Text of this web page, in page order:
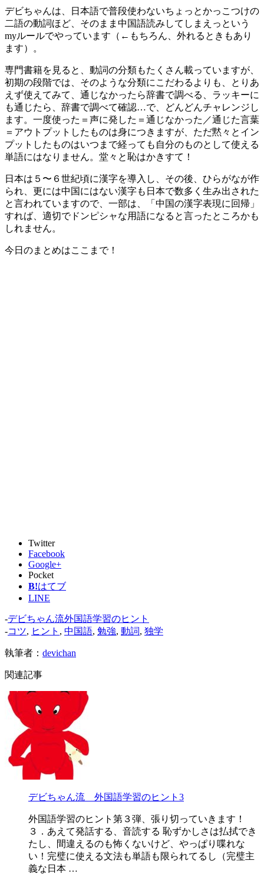
デビちゃんは、日本語で普段使わないちょっとかっこつけの
二語の動詞ほど、そのまま中国語読みしてしまえっという
myルールでやっています（←もちろん、外れるときもあり
ます）。
専門書籍を見ると、動詞の分類もたくさん載っていますが、
初期の段階では、そのような分類にこだわるよりも、とりあ
えず使えてみて、通じなかったら辞書で調べる、ラッキーに
も通じたら、辞書で調べて確認…で、どんどんチャレンジし
ます。一度使った＝声に発した＝通じなかった／通じた言葉
＝アウトプットしたものは身につきますが、ただ黙々とイン
プットしたものはいつまで経っても自分のものとして使える
単語にはなりません。堂々と恥はかきすて！
日本は５〜６世紀頃に漢字を導入し、その後、ひらがなが作
られ、更には中国にはない漢字も日本で数多く生み出された
と言われていますので、一部は、「中国の漢字表現に回帰」
すれば、適切でドンピシャな用語になると言ったところかも
しれません。
今日のまとめはここまで！
Twitter
Facebook
Google+
Pocket
B!はてブ
LINE
-デビちゃん流外国語学習のヒント
-コツ, ヒント , 中国語, 勉強, 動詞, 独学
執筆者： devichan
関連記事
デビちゃん流 外国語学習のヒント3
外国語学習のヒント第３弾、張り切っていきます！
３．あえて発話する、音読する 恥ずかしさは払拭でき
たし、間違えるのも怖くないけど、やっぱり喋れな
い！完璧に使える文法も単語も限られてるし（完璧主
義な日本 …